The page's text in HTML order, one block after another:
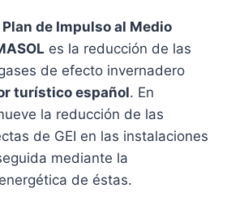
Plan de Impulso al Medio
es la reducción de las
de efecto invernadero
turístico español. En
la reducción de las
de GEI en las instalaciones
mediante la
de éstas.